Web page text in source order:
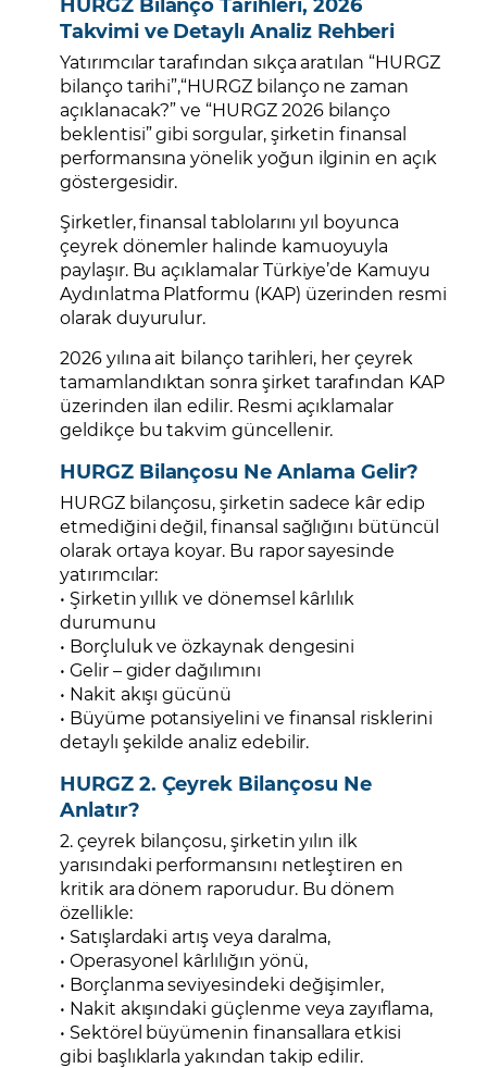
Takvimi ve Detaylı Analiz Rehberi
Yatırımcılar tarafından sıkça aratılan “HURGZ
bilanço tarihi”,“HURGZ bilanço ne zaman
açıklanacak?” ve “HURGZ 2026 bilanço
beklentisi” gibi sorgular, şirketin finansal
performansına yönelik yoğun ilginin en açık
göstergesidir.
Şirketler, finansal tablolarını yıl boyunca
çeyrek dönemler halinde kamuoyuyla
paylaşır. Bu açıklamalar Türkiye’de Kamuyu
Aydınlatma Platformu (KAP) üzerinden resmi
olarak duyurulur.
2026 yılına ait bilanço tarihleri, her çeyrek
tamamlandıktan sonra şirket tarafından KAP
üzerinden ilan edilir. Resmi açıklamalar
geldikçe bu takvim güncellenir.
HURGZ Bilançosu Ne Anlama Gelir?
HURGZ bilançosu, şirketin sadece kâr edip
etmediğini değil, finansal sağlığını bütüncül
olarak ortaya koyar. Bu rapor sayesinde
yatırımcılar:
• Şirketin yıllık ve dönemsel kârlılık
durumunu
• Borçluluk ve özkaynak dengesini
• Gelir – gider dağılımını
• Nakit akışı gücünü
• Büyüme potansiyelini ve finansal risklerini
detaylı şekilde analiz edebilir.
HURGZ 2. Çeyrek Bilançosu Ne
Anlatır?
2. çeyrek bilançosu, şirketin yılın ilk
yarısındaki performansını netleştiren en
kritik ara dönem raporudur. Bu dönem
özellikle:
• Satışlardaki artış veya daralma,
• Operasyonel kârlılığın yönü,
• Borçlanma seviyesindeki değişimler,
• Nakit akışındaki güçlenme veya zayıflama,
• Sektörel büyümenin finansallara etkisi
gibi başlıklarla yakından takip edilir.